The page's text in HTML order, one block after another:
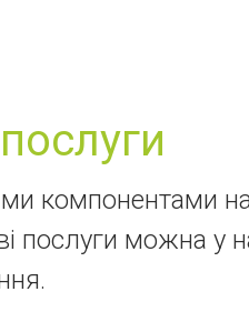
компонентами
послуги можна у